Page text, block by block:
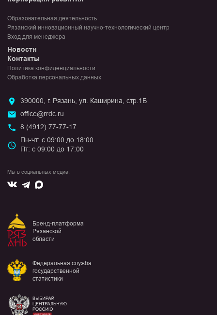
Образовательная деятельность
Рязанский инновационный научно-технологический центр
Вход для менеджера
Новости
Контакты
Политика конфиденциальности
Обработка персональных данных
390000, г. Рязань, ул. Каширина, стр.1Б
office@rrdc.ru
8 (4912) 77-77-17
Пн-чт: с 09:00 до 18:00
Пт: с 09:00 до 17:00
Мы в социальных медиа:
Вконтакте
Telegram
Max
Бренд-платформа
Рязанской
области
Федеральная служба
государственной
статистики